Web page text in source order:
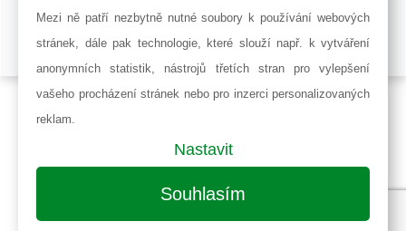
ISSN 1802-8535 © 2009 - 2026 AF POWER agency a.s. |
Nastavení
Railsformers s.r.o.
Mezi ně patří nezbytně nutné soubory k používání webových
stránek, dále pak technologie, které slouží např. k vytváření
anonymních statistik, nástrojů třetích stran pro vylepšení
vašeho procházení stránek nebo pro inzerci personalizovaných
reklam.
Nastavit
Souhlasím